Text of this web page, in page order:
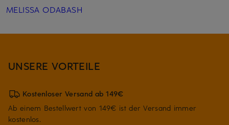
MELISSA ODABASH
UNSERE VORTEILE
Kostenloser Versand ab 149€
Ab einem Bestellwert von 149€ ist der Versand immer
kostenlos.